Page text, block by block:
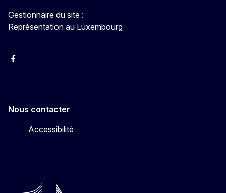
Gestionnaire du site :
Représentation au Luxembourg
Facebook
Nous contacter
Accessibilité